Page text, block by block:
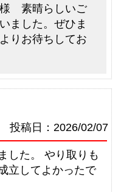
トマ
60,000円
2026/06/06
）
45,500円
36,000円
2026/05/02
様 素晴らしいご
ました。ぜひま
りお待ちしてお
投稿日： 2026/02/07
した。 やり取りも
立してよかったで